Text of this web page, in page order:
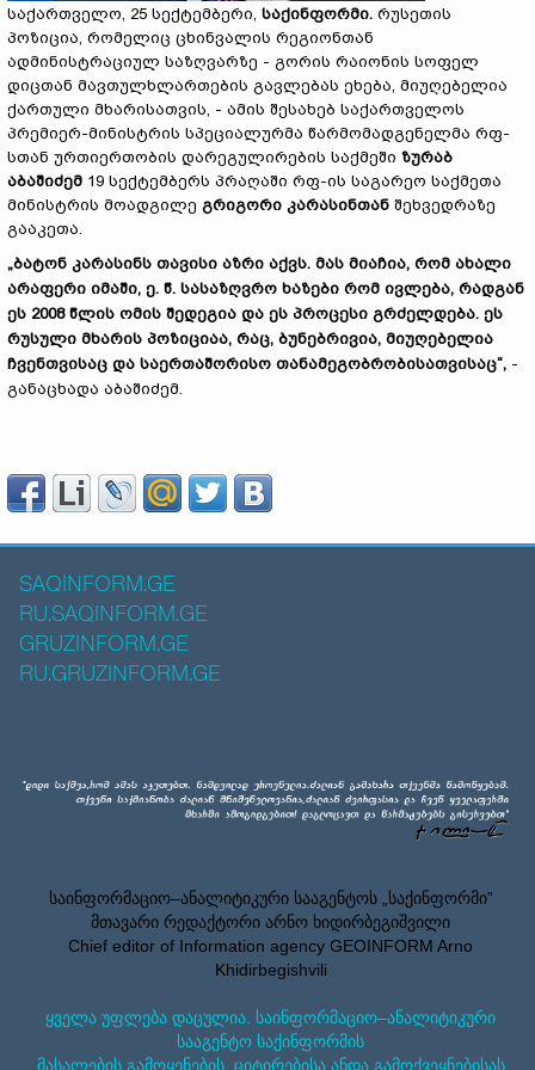
საქართველო, 25 სექტემბერი, საქინფორმი. რუსეთის
პოზიცია, რომელიც ცხინვალის რეგიონთან
ადმინისტრაციულ საზღვარზე - გორის რაიონის სოფელ
დიცთან მავთულხლართების გავლებას ეხება, მიუღებელია
ქართული მხარისათვის, - ამის შესახებ საქართველოს
პრემიერ-მინისტრის სპეციალურმა წარმომადგენელმა რფ-
სთან ურთიერთობის დარეგულირების საქმეში ზურაბ
აბაშიძემ 19 სექტემბერს პრაღაში რფ-ის საგარეო საქმეთა
მინისტრის მოადგილე გრიგორი კარასინთან შეხვედრაზე
გააკეთა.
„ბატონ კარასინს თავისი აზრი აქვს. მას მიაჩია, რომ ახალი
არაფერი იმაში, ე. წ. სასაზღვრო ხაზები რომ ივლება, რადგან
ეს 2008 წლის ომის შედეგია და ეს პროცესი გრძელდება. ეს
რუსული მხარის პოზიციაა, რაც, ბუნებრივია, მიუღებელია
ჩვენთვისაც და საერთაშორისო თანამეგობრობისათვისაც“, -
განაცხადა აბაშიძემ.
SAQINFORM.GE
RU.SAQINFORM.GE
GRUZINFORM.GE
RU.GRUZINFORM.GE
საინფორმაციო–ანალიტიკური სააგენტოს „საქინფორმი”
მთავარი რედაქტორი არნო ხიდირბეგიშვილი
Chief editor of Information agency GEOINFORM Arno
Khidirbegishvili
ყველა უფლება დაცულია. საინფორმაციო–ანალიტიკური
სააგენტო საქინფორმის
მასალების გამოყენების, ციტირებისა ანდა გამოქვეყნებისას